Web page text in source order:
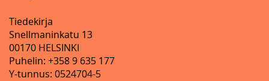
Tiedekirja
Snellmaninkatu 13
00170 HELSINKI
Puhelin: +358 9 635 177
Y-tunnus: 0524704-5